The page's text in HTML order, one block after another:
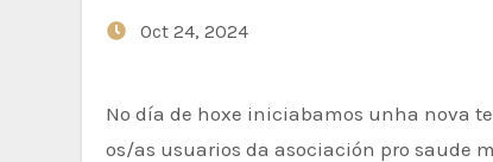
Oct 24, 2024
No día de hoxe iniciabamos unha nova tempada de Aula nas ondas,neste novo curso tivemos a ben recibir
os/as usuarios da asociación pro saude